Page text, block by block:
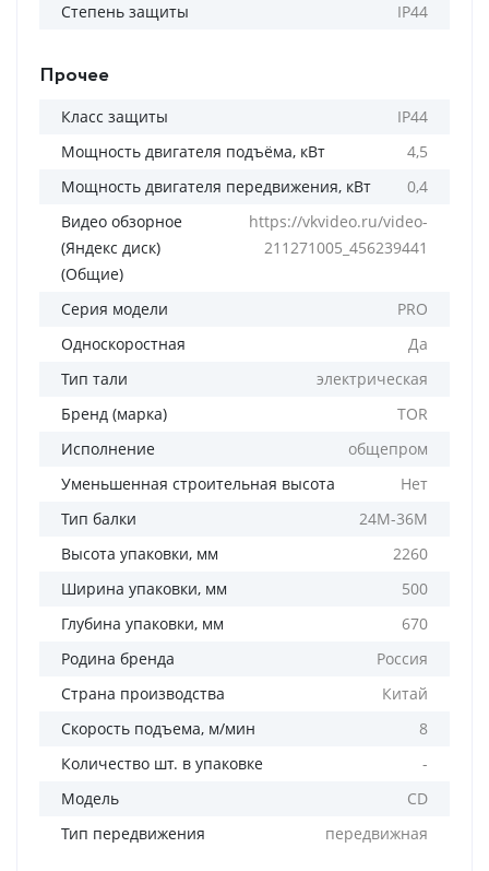
Степень защиты
IP44
Прочее
Класс защиты
IP44
Мощность двигателя подъёма, кВт
4,5
Мощность двигателя передвижения, кВт
0,4
Видео обзорное
(Яндекс диск)
(Общие)
https://vkvideo.ru/video-
211271005_456239441
Серия модели
PRO
Односкоростная
Да
Тип тали
электрическая
Бренд (марка)
TOR
Исполнение
общепром
Уменьшенная строительная высота
Нет
Тип балки
24М-36М
Высота упаковки, мм
2260
Ширина упаковки, мм
500
Глубина упаковки, мм
670
Родина бренда
Россия
Страна производства
Китай
Скорость подъема, м/мин
8
Количество шт. в упаковке
-
Модель
CD
Тип передвижения
передвижная